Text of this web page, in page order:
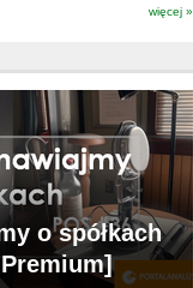
więcej »
o spółkach